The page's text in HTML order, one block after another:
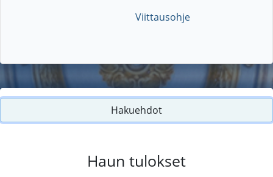
Viittausohje
Hakuehdot
Haun tulokset